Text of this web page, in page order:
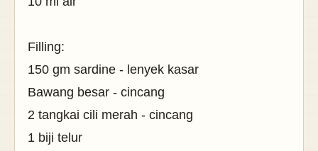
Filling:
150 gm sardine - lenyek kasar
Bawang besar - cincang
2 tangkai cili merah - cincang
1 biji telur